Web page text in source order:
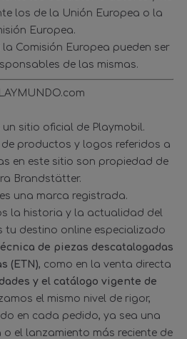
los de la Unión Europea o la
Europea.
Comisión Europea pueden ser
de las mismas.
sitio oficial de Playmobil.
de productos y logos referidos a
en este sitio son propiedad de
Brandstätter.
una marca registrada.
la historia y la actualidad del
tu destino online especializado
de piezas descatalogadas
(ETN), como en la venta directa
y el catálogo vigente de
el mismo nivel de rigor,
en cada pedido, ya sea una
el lanzamiento más reciente de